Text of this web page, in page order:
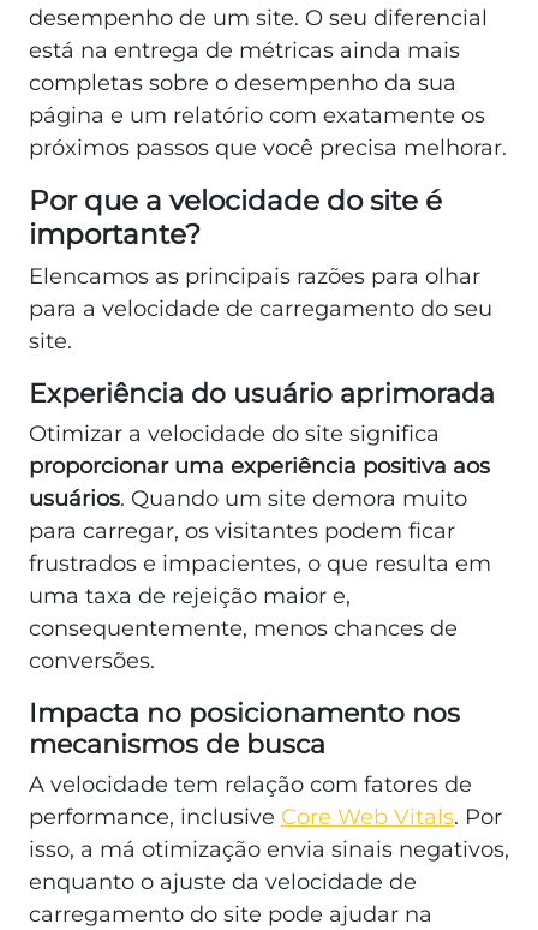
desempenho de um site. O seu diferencial
está na entrega de métricas ainda mais
completas sobre o desempenho da sua
página e um relatório com exatamente os
próximos passos que você precisa melhorar.
Por que a velocidade do site é
importante?
Elencamos as principais razões para olhar
para a velocidade de carregamento do seu
site.
Experiência do usuário aprimorada
Otimizar a velocidade do site significa
proporcionar uma experiência positiva aos
usuários. Quando um site demora muito
para carregar, os visitantes podem ficar
frustrados e impacientes, o que resulta em
uma taxa de rejeição maior e,
consequentemente, menos chances de
conversões.
Impacta no posicionamento nos
mecanismos de busca
A velocidade tem relação com fatores de
performance, inclusive Core Web Vitals. Por
isso, a má otimização envia sinais negativos,
enquanto o ajuste da velocidade de
carregamento do site pode ajudar na